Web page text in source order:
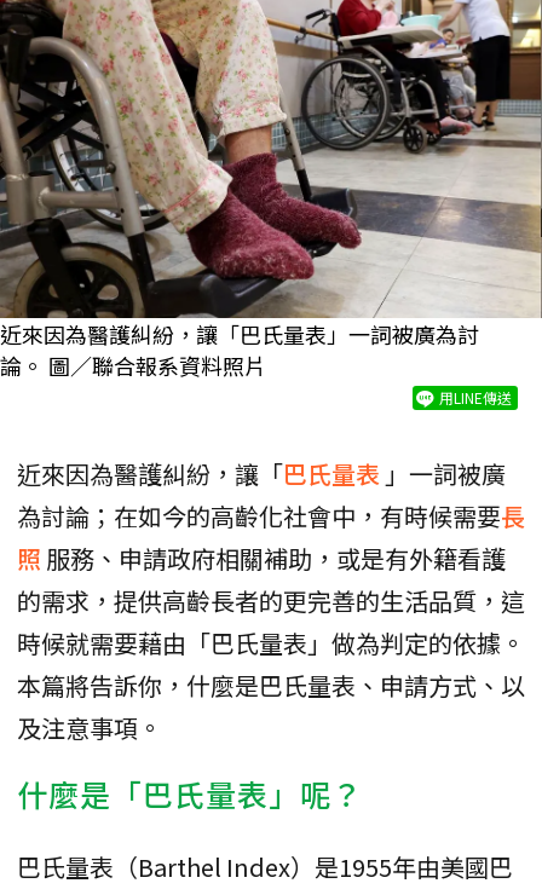
近來因為醫護糾紛，讓「巴氏量表」一詞被廣為討
論。 圖／聯合報系資料照片
用LINE傳送
近來因為醫護糾紛，讓「巴氏量表 」一詞被廣
為討論；在如今的高齡化社會中，有時候需要長
照 服務、申請政府相關補助，或是有外籍看護
的需求，提供高齡長者的更完善的生活品質，這
時候就需要藉由「巴氏量表」做為判定的依據。
本篇將告訴你，什麼是巴氏量表、申請方式、以
及注意事項。
什麼是「巴氏量表」呢？
巴氏量表（Barthel Index）是1955年由美國巴